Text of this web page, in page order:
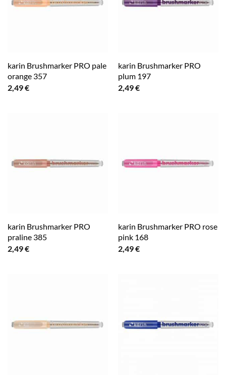
karin Brushmarker PRO pale
orange 357
2,49€
karin Brushmarker PRO
plum 197
2,49€
karin Brushmarker PRO
praline 385
2,49€
karin Brushmarker PRO rose
pink 168
2,49€